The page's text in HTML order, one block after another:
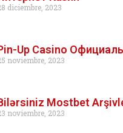
diciembre, 2023
Up Casino
noviembre, 2023
Mostbet
noviembre, 2023